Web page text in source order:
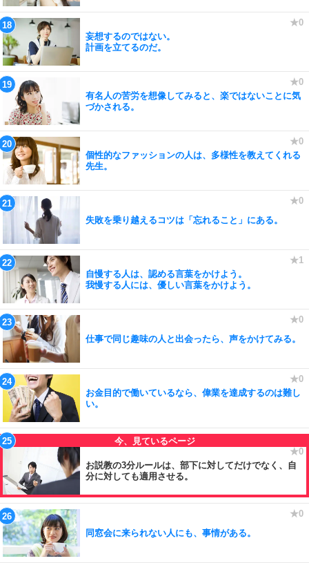
妄想するのではない。
計画を立てるのだ。
有名人の苦労を想像してみると、楽ではないことに気
づかされる。
個性的なファッションの人は、多様性を教えてくれる
先生。
失敗を乗り越えるコツは「忘れること」にある。
自慢する人は、認める言葉をかけよう。
我慢する人には、優しい言葉をかけよう。
仕事で同じ趣味の人と出会ったら、声をかけてみる。
お金目的で働いているなら、偉業を達成するのは難し
い。
お説教の3分ルールは、部下に対してだけでなく、自
分に対しても適用させる。
同窓会に来られない人にも、事情がある。